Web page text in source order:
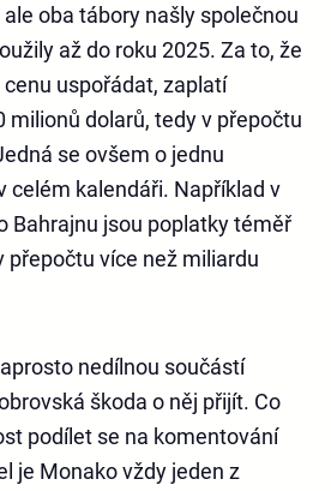
oba tábory našly společnou
až do roku 2025. Za to, že
uspořádat, zaplatí
milionů dolarů, tedy v přepočtu
se ovšem o jednu
celém kalendáři. Například v
Bahrajnu jsou poplatky téměř
přepočtu více než miliardu
nedílnou součástí
škoda o něj přijít. Co
podílet se na komentování
je Monako vždy jeden z